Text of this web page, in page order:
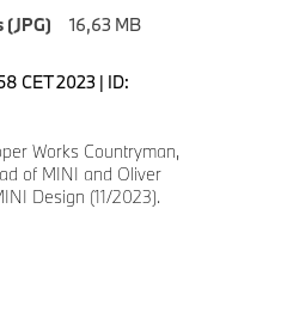
(JPG)
16,63 MB
CET 2023 | ID:
Works Countryman,
of MINI and Oliver
Design (11/2023).